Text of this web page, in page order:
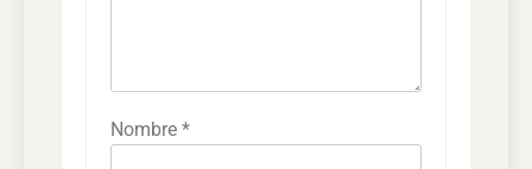
Nombre *